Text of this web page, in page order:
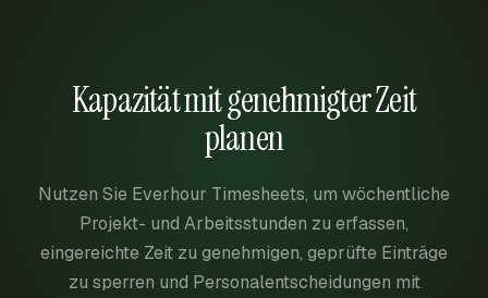
Kapazität mit genehmigter Zeit
planen
Nutzen Sie Everhour Timesheets, um wöchentliche
Projekt- und Arbeitsstunden zu erfassen,
eingereichte Zeit zu genehmigen, geprüfte Einträge
zu sperren und Personalentscheidungen mit